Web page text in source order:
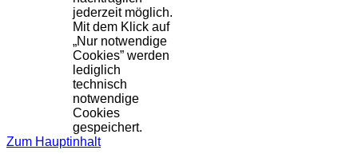
jederzeit möglich.
Mit dem Klick auf
„Nur notwendige
Cookies” werden
lediglich
technisch
notwendige
Cookies
gespeichert.
Zum Hauptinhalt